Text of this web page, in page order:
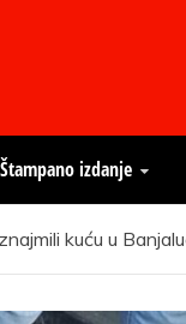
Štampano izdanje
kuću u